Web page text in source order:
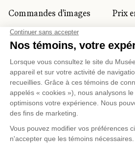
Commandes d'images
Prix
Prix Lynne-Cohen
CLIENTÈLE
ET PRIVÉE
Location d'espaces